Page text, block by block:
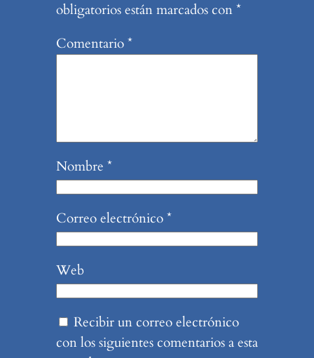
obligatorios están marcados con*
Comentario*
Nombre *
Correo electrónico*
Web
Recibir un correo electrónico
con los siguientes comentarios a esta